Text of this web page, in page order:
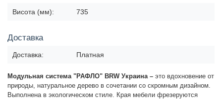
Висота (мм): 735
Доставка
Доставка: Платная
Модульная система "РАФЛО" BRW Украина – это вдохновение от
природы, натуральное дерево в сочетании со скромным дизайном.
Выполнена в экологическом стиле. Края мебели фрезеруются